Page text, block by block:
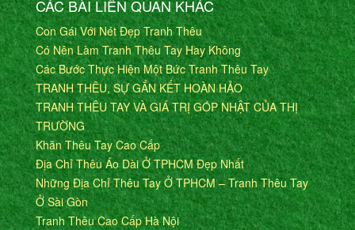
CÁC BÀI LIÊN QUAN KHÁC
Con Gái Với Nét Đẹp Tranh Thêu
Có Nên Làm Tranh Thêu Tay Hay Không
Các Bước Thực Hiện Một Bức Tranh Thêu Tay
TRANH THÊU, SỰ GẮN KẾT HOÀN HẢO
TRANH THÊU TAY VÀ GIÁ TRỊ GÓP NHẬT CỦA THỊ
TRƯỜNG
Khăn Thêu Tay Cao Cấp
Địa Chỉ Thêu Áo Dài Ở TPHCM Đẹp Nhất
Những Địa Chỉ Thêu Tay Ở TPHCM – Tranh Thêu Tay
Ở Sài Gòn
Tranh Thêu Cao Cấp Hà Nội